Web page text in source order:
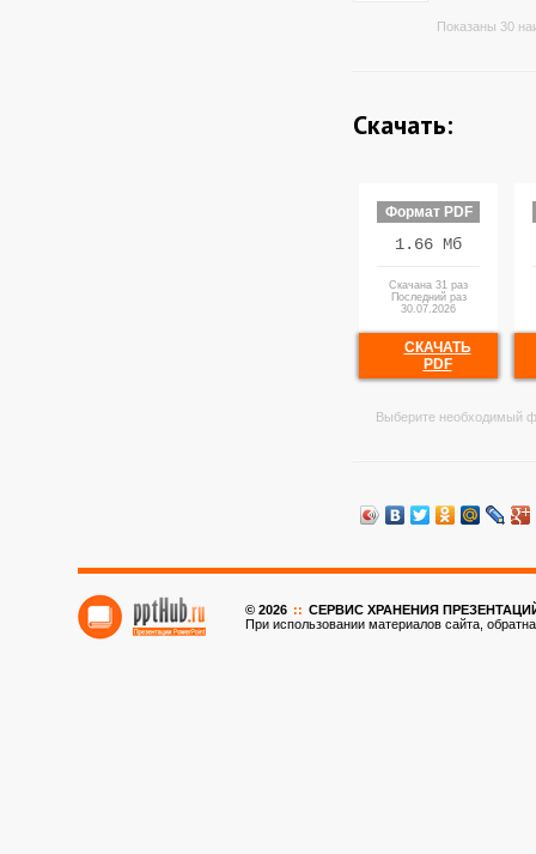
Показаны 30
Скачать:
Формат PDF
1.66 Мб
Скачана 31 раз
Последний раз
30.07.2026
СКАЧАТЬ
PDF
Выберите необходимый
© 2026 :: CЕРВИС ХРАНЕНИЯ ПРЕЗЕНТАЦИЙ
При использовании материалов сайта,